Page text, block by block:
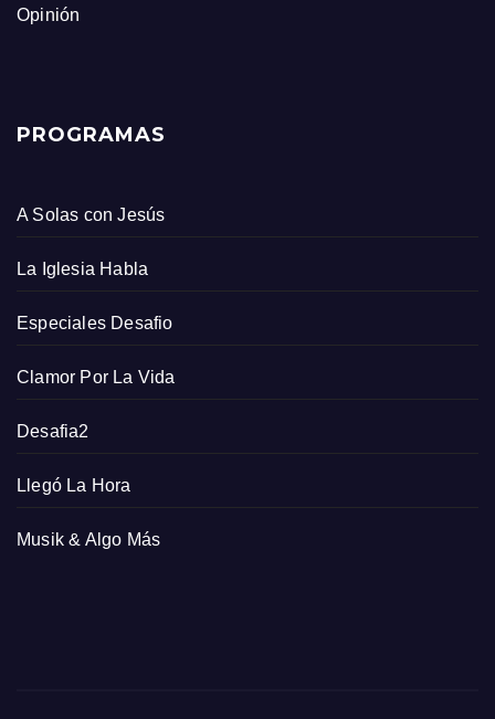
Opinión
PROGRAMAS
A Solas con Jesús
La Iglesia Habla
Especiales Desafio
Clamor Por La Vida
Desafia2
Llegó La Hora
Musik & Algo Más